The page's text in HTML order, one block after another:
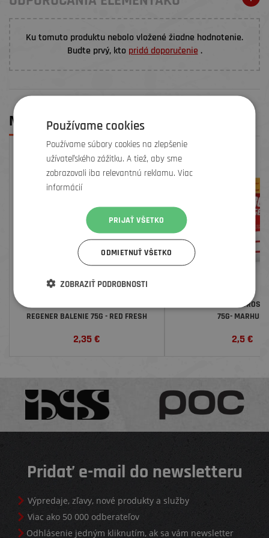
Ku tomuto produktu nebolo vložené žiadne hodnotenie.
Budte prvý, kto pridá doporučenie .
MOHLO BY SA VÁM PÁČIŤ
REGENER BALENIE 75G - RED FRESH
2,35€
GEL NUTREND
75G- MARHUĽA
2,5€
Pridať e-mail do newsletteru
Výpredaje, zľavy, nové produkty a služby
Viac ako 50 000 odberateľov
Odhlásenie jedným kliknutím, ak sa vám newsletter
Používame cookies
Používame súbory cookies na zlepšenie
užívateľského zážitku. A tiež, aby sme
zobrazovali iba relevantnú reklamu. Viac
informácií
PRIJAŤ VŠETKO
ODMIETNUŤ VŠETKO
ZOBRAZIŤ PODROBNOSTI